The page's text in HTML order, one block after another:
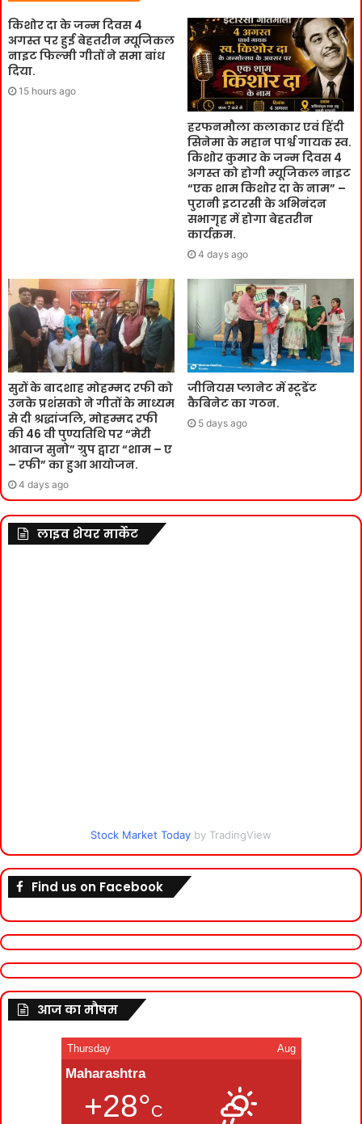
किशोर दा के जन्म दिवस 4
अगस्त पर हुई बेहतरीन म्यूजिकल
नाइट फिल्मी गीतों ने समा बांध
दिया.
15 hours ago
हरफनमौला कलाकार एवं हिंदी
सिनेमा के महान पार्श्व गायक स्व.
किशोर कुमार के जन्म दिवस 4
अगस्त को होगी म्यूजिकल नाइट
“एक शाम किशोर दा के नाम” –
पुरानी इटारसी के अभिनंदन
सभागृह में होगा बेहतरीन
कार्यक्रम.
4 days ago
सुरों के बादशाह मोहम्मद रफी को
उनके प्रशंसको ने गीतों के माध्यम
से दी श्रद्धांजलि, मोहम्मद रफी
की 46 वी पुण्यतिथि पर “मेरी
आवाज सुनो” ग्रुप द्वारा “शाम – ए
– रफी” का हुआ आयोजन.
4 days ago
जीनियस प्लानेट में स्टूडेंट
कैबिनेट का गठन.
5 days ago
लाइव शेयर मार्केट
Stock Market Today by TradingView
Find us on Facebook
आज का मौषम
Thursday Aug
Maharashtra
+28°C